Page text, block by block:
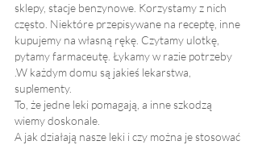
sklepy, stacje benzynowe. Korzystamy z nich
często. Niektóre przepisywane na receptę, inne
kupujemy na własną rękę. Czytamy ulotkę,
pytamy farmaceutę. Łykamy w razie potrzeby
.W każdym domu są jakieś lekarstwa,
suplementy.
To, że jedne leki pomagają, a inne szkodzą
wiemy doskonale.
A jak działają nasze leki i czy można je stosować